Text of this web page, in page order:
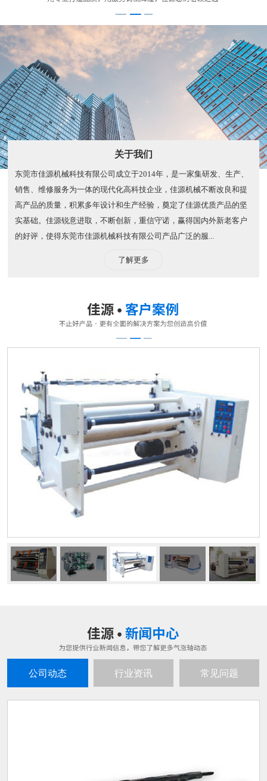
关于我们
东莞市佳源机械科技有限公司成立于2014年，是一家集研发、生产、
销售、维修服务为一体的现代化高科技企业，佳源机械不断改良和提
高产品的质量，积累多年设计和生产经验，奠定了佳源优质产品的坚
实基础。佳源锐意进取，不断创新，重信守诺，赢得国内外新老客户
的好评，使得东莞市佳源机械科技有限公司产品广泛的服...
了解更多
公司动态 行业资讯 常见问题